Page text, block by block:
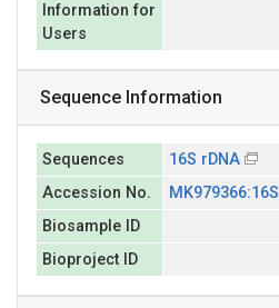
Information for
Users
Sequence Information
Sequences
16S rDNA
Accession No.
Biosample ID
Bioproject ID